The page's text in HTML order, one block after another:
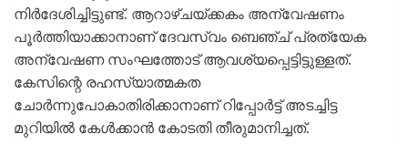
നിര്‍ദേശിച്ചിട്ടുണ്ട്. ആറാഴ്ചയ്ക്കകം അന്വേഷണം
പൂര്‍ത്തിയാക്കാനാണ് ദേവസ്വം ബെഞ്ച് പ്രത്യേക
അന്വേഷണ സംഘത്തോട് ആവശ്യപ്പെട്ടിട്ടുള്ളത്.
കേസിന്റെ രഹസ്യാത്മകത
ചോര്‍ന്നുപോകാതിരിക്കാനാണ് റിപ്പോര്‍ട്ട് അടച്ചിട്ട
മുറിയില്‍ കേള്‍ക്കാന്‍ കോടതി തീരുമാനിച്ചത്.